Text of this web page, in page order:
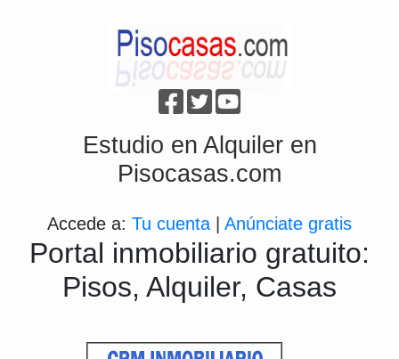
Estudio en Alquiler en
Pisocasas.com
Accede a: Tu cuenta Anúnciate gratis
Portal inmobiliario gratuito:
Pisos, Alquiler, Casas